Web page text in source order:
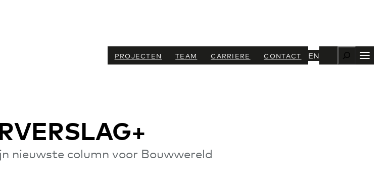
PROJECTEN TEAM CARRIERE CONTACT EN Zoeken
nieuwste column voor Bouwwereld